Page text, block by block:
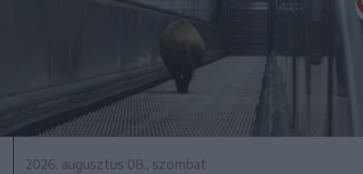
2026. augusztus 08., szombat